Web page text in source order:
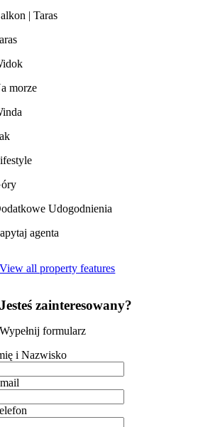
| Taras
morze
Udogodnienia
agenta
View all property features
Jesteś zainteresowany?
Wypełnij formularz
i Nazwisko